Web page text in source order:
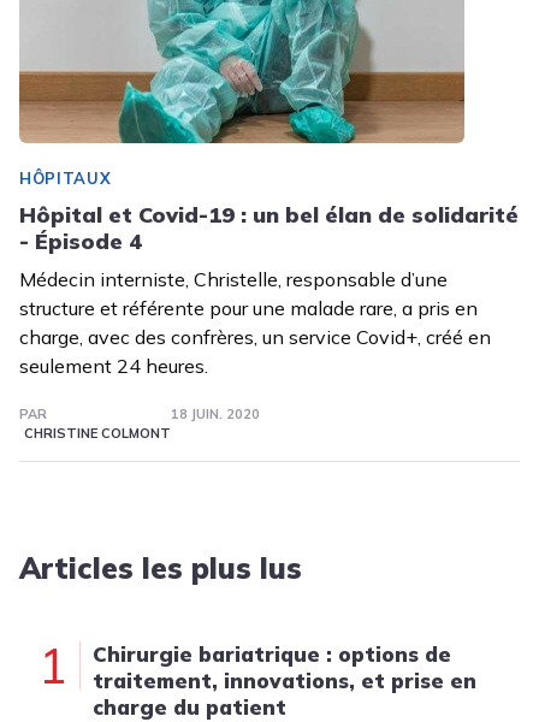
HÔPITAUX
Hôpital et Covid-19 : un bel élan de solidarité
- Épisode 4
Médecin interniste, Christelle, responsable d’une
structure et référente pour une malade rare, a pris en
charge, avec des confrères, un service Covid+, créé en
seulement 24 heures.
PAR
CHRISTINE COLMONT
18 JUIN. 2020
Articles les plus lus
1
Chirurgie bariatrique : options de
traitement, innovations, et prise en
charge du patient